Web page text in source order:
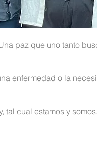
paz que uno tanto
enfermedad o la
tal cual estamos y somos.